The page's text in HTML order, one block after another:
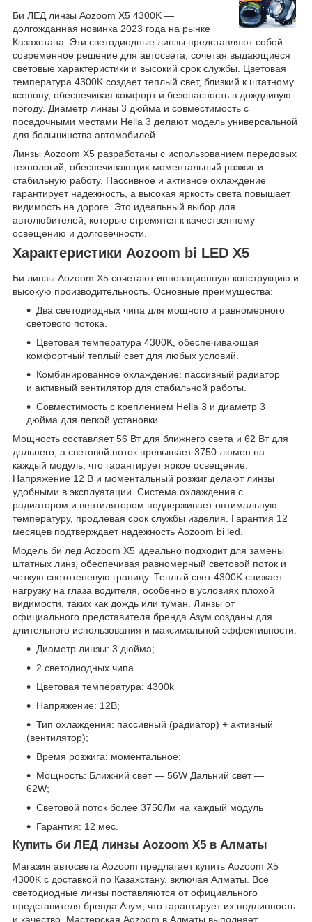
Би ЛЕД линзы Aozoom X5 4300K —
долгожданная новинка 2023 года на рынке
Казахстана. Эти светодиодные линзы представляют собой
современное решение для автосвета, сочетая выдающиеся
световые характеристики и высокий срок службы. Цветовая
температура 4300K создает теплый свет, близкий к штатному
ксенону, обеспечивая комфорт и безопасность в дождливую
погоду. Диаметр линзы 3 дюйма и совместимость с
посадочными местами Hella 3 делают модель универсальной
для большинства автомобилей.
Линзы Aozoom X5 разработаны с использованием передовых
технологий, обеспечивающих моментальный розжиг и
стабильную работу. Пассивное и активное охлаждение
гарантирует надежность, а высокая яркость света повышает
видимость на дороге. Это идеальный выбор для
автолюбителей, которые стремятся к качественному
освещению и долговечности.
Характеристики Aozoom bi LED X5
Би линзы Aozoom X5 сочетают инновационную конструкцию и
высокую производительность. Основные преимущества:
Два светодиодных чипа для мощного и равномерного
светового потока.
Цветовая температура 4300K, обеспечивающая
комфортный теплый свет для любых условий.
Комбинированное охлаждение: пассивный радиатор
и активный вентилятор для стабильной работы.
Совместимость с креплением Hella 3 и диаметр 3
дюйма для легкой установки.
Мощность составляет 56 Вт для ближнего света и 62 Вт для
дальнего, а световой поток превышает 3750 люмен на
каждый модуль, что гарантирует яркое освещение.
Напряжение 12 В и моментальный розжиг делают линзы
удобными в эксплуатации. Система охлаждения с
радиатором и вентилятором поддерживает оптимальную
температуру, продлевая срок службы изделия. Гарантия 12
месяцев подтверждает надежность Aozoom bi led.
Модель би лед Aozoom X5 идеально подходит для замены
штатных линз, обеспечивая равномерный световой поток и
четкую светотеневую границу. Теплый свет 4300K снижает
нагрузку на глаза водителя, особенно в условиях плохой
видимости, таких как дождь или туман. Линзы от
официального представителя бренда Азум созданы для
длительного использования и максимальной эффективности.
Диаметр линзы: 3 дюйма;
2 светодиодных чипа
Цветовая температура: 4300k
Напряжение: 12В;
Тип охлаждения: пассивный (радиатор) + активный
(вентилятор);
Время розжига: моментальное;
Мощность: Ближний свет — 56W Дальний свет —
62W;
Световой поток более 3750Лм на каждый модуль
Гарантия: 12 мес.
Купить би ЛЕД линзы Aozoom X5 в Алматы
Магазин автосвета Aozoom предлагает купить Aozoom X5
4300K с доставкой по Казахстану, включая Алматы. Все
светодиодные линзы поставляются от официального
представителя бренда Азум, что гарантирует их подлинность
и качество. Мастерская Aozoom в Алматы выполняет